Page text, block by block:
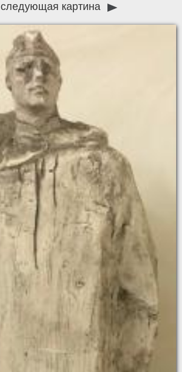
следующая картина